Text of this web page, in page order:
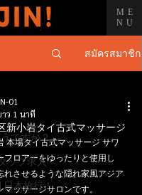
ME
NU
สมัครสมาชิก
ですか？
ッフ求人
本旅行！
新小岩タイ古式マッサージ
01
าว 1 นาที
本場タイ古式マッサージ サワ
フロアーをゆったりと使用し
れさせるような隠れ家風アジア
ッサージサロンです。